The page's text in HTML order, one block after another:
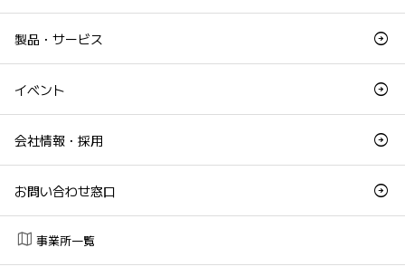
製品・サービス
イベント
会社情報・採用
お問い合わせ窓口
map 事業所一覧